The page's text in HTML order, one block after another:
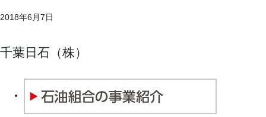
2018年6月7日
千葉日石（株）